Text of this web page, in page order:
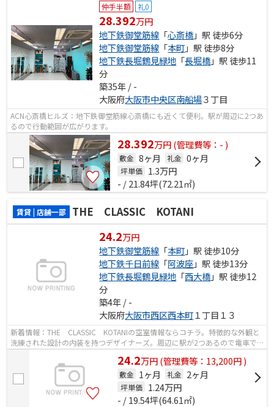
仲手半額 礼0
28.392万円
地下鉄御堂筋線 「心斎橋」駅 徒歩6分
地下鉄御堂筋線 「本町」駅 徒歩8分
地下鉄長堀鶴見緑地 「長堀橋」駅 徒歩11
分
築35年 / -
大阪府大阪市中央区南船場３丁目
ACN心斎橋ヒルズ：地下鉄御堂筋線心斎橋にも近くて便利。駅が周辺に2つあ
るので行動範囲が広がります。
28.392万円(管理費等：- )
敷金 8ヶ月 礼金 0ヶ月
坪単価 1.3万円
- / 21.84坪(72.21㎡)
賃貸 | 店舗一部 THE CLASSIC KOTANI
24.2万円
地下鉄御堂筋線 「本町」駅 徒歩10分
地下鉄千日前線 「阿波座」駅 徒歩13分
地下鉄長堀鶴見緑地 「西大橋」駅 徒歩12
分
築4年 / -
大阪府大阪市西区西本町１丁目１３
新着情報：THE CLASSIC KOTANIの空室情報ならコチラ。特徴的な外観と
洗練された設計の内装を持つデザイナーズ。周辺に駅が2つあるので電車で
の移動が便利です。
24.2万円(管理費等：13,200円 )
敷金 1ヶ月 礼金 2ヶ月
坪単価 1.24万円
- / 19.54坪(64.61㎡)